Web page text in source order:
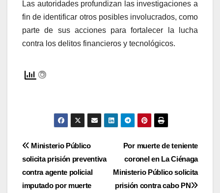
Las autoridades profundizan las investigaciones a
fin de identificar otros posibles involucrados, como
parte de sus acciones para fortalecer la lucha
contra los delitos financieros y tecnológicos.
Navegación
de
entradas
Por muerte de teniente
coronel en La Ciénaga
Ministerio Público solicita
prisión contra cabo PN
Ministerio Público
solicita prisión preventiva
contra agente policial
imputado por muerte